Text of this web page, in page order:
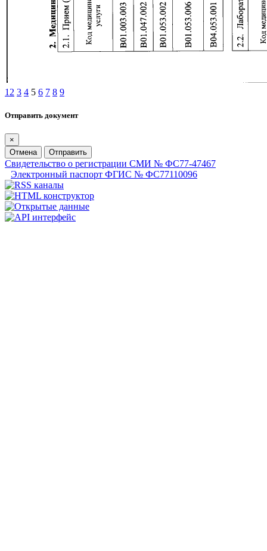
1 2 3 4 5 6 7 8 9
Отправить документ
×
Отмена
Отправить
Свидетельство о регистрации СМИ № ФС77-47467
Электронный паспорт ФГИС № ФС77110096